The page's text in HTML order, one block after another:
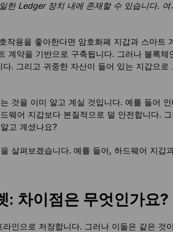
한 Ledger 장치 내에 존재할 수 있습니다.
용을 좋아한다면 암호화폐 지갑과 스마트
계약을 기반으로 구축됩니다. 그러나 블록체
. 그리고 귀중한 자산이 들어 있는 지갑으로
것을 이미 알고 계실 것입니다. 예를 들어
웨어 지갑보다 본질적으로 덜 안전합니다.
고 계셨나요?
살펴보겠습니다. 예를 들어, 하드웨어 지갑
: 차이점은 무엇인가요?
인으로 저장합니다. 그러나 이들은 같은 것